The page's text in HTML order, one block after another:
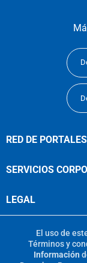
RED DE PORTALES
SERVICIOS
LEGAL
El uso de
Términos y
Información